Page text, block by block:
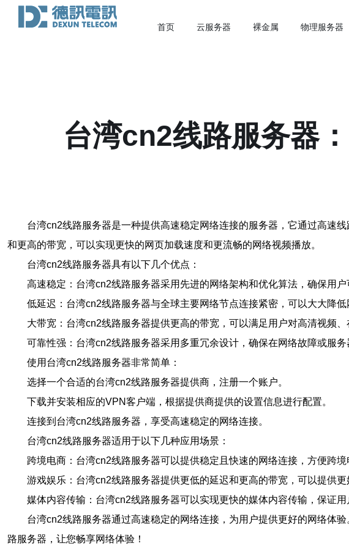
首页 云服务器 裸金属 物理服务器
台湾cn2线路服务器
台湾cn2线路服务器是一种提供高速稳定网络连接的服务器，它通过高速
和更高的带宽，可以实现更快的网页加载速度和更流畅的网络视频播放。
台湾cn2线路服务器具有以下几个优点：
高速稳定：台湾cn2线路服务器采用先进的网络架构和优化算法，确保用户
低延迟：台湾cn2线路服务器与全球主要网络节点连接紧密，可以大大降低
大带宽：台湾cn2线路服务器提供更高的带宽，可以满足用户对高清视频、
可靠性强：台湾cn2线路服务器采用多重冗余设计，确保在网络故障或服务
使用台湾cn2线路服务器非常简单：
选择一个合适的台湾cn2线路服务器提供商，注册一个账户。
下载并安装相应的VPN客户端，根据提供商提供的设置信息进行配置。
连接到台湾cn2线路服务器，享受高速稳定的网络连接。
台湾cn2线路服务器适用于以下几种应用场景：
跨境电商：台湾cn2线路服务器可以提供稳定且快速的网络连接，方便跨境
游戏娱乐：台湾cn2线路服务器提供更低的延迟和更高的带宽，可以提供更
媒体内容传输：台湾cn2线路服务器可以实现更快的媒体内容传输，保证用
台湾cn2线路服务器通过高速稳定的网络连接，为用户提供更好的网络体
路服务器，让您畅享网络体验！